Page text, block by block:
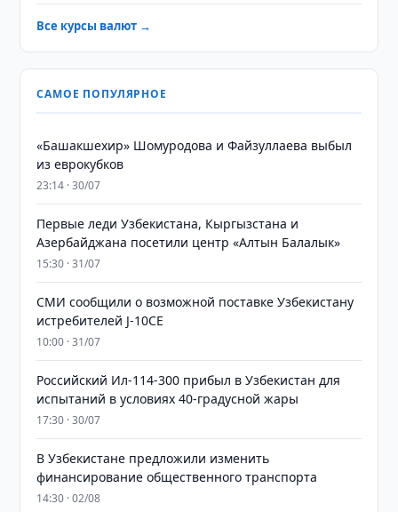
Все курсы валют →
САМОЕ ПОПУЛЯРНОЕ
«Башакшехир» Шомуродова и Файзуллаева выбыл
из еврокубков
23:14 · 30/07
Первые леди Узбекистана, Кыргызстана и
Азербайджана посетили центр «Алтын Балалык»
15:30 · 31/07
СМИ сообщили о возможной поставке Узбекистану
истребителей J-10CE
10:00 · 31/07
Российский Ил-114-300 прибыл в Узбекистан для
испытаний в условиях 40-градусной жары
17:30 · 30/07
В Узбекистане предложили изменить
финансирование общественного транспорта
14:30 · 02/08